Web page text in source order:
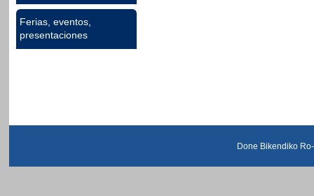
Ferias, eventos,
presentaciones
Done Bikendiko